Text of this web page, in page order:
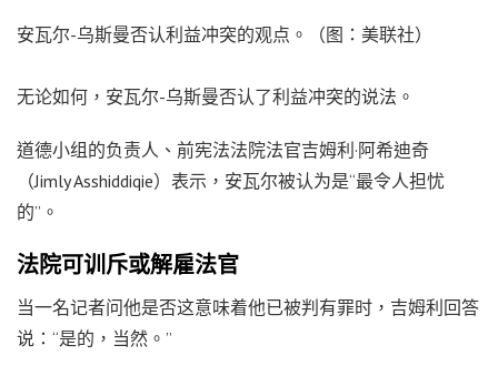
安瓦尔-乌斯曼否认利益冲突的观点。（图：美联社）
无论如何，安瓦尔-乌斯曼否认了利益冲突的说法。
道德小组的负责人、前宪法法院法官吉姆利·阿希迪奇
（Jimly Asshiddiqie）表示，安瓦尔被认为是“最令人担忧
的”。
法院可训斥或解雇法官
当一名记者问他是否这意味着他已被判有罪时，吉姆利回答
说：“是的，当然。”